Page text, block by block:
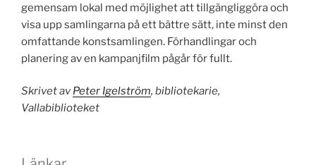
gemensam lokal med möjlighet att tillgängliggöra och
visa upp samlingarna på ett bättre sätt, inte minst den
omfattande konstsamlingen. Förhandlingar och
planering av en kampanjfilm pågår för fullt.
Skrivet avPeter Igelström, bibliotekarie,
Vallabiblioteket